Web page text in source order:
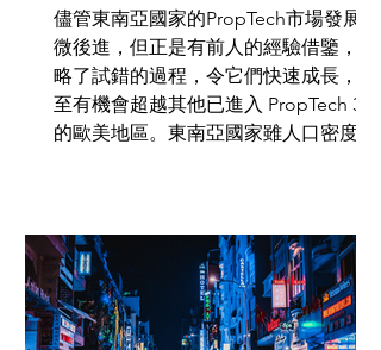
儘管東南亞國家的PropTech市場發展稍
微後進，但正是有前人的經驗借鑒，省
略了試錯的過程，令它們快速成長，甚
至有機會超越其他已進入 PropTech 3.0
的歐美地區。東南亞國家雖人口密度